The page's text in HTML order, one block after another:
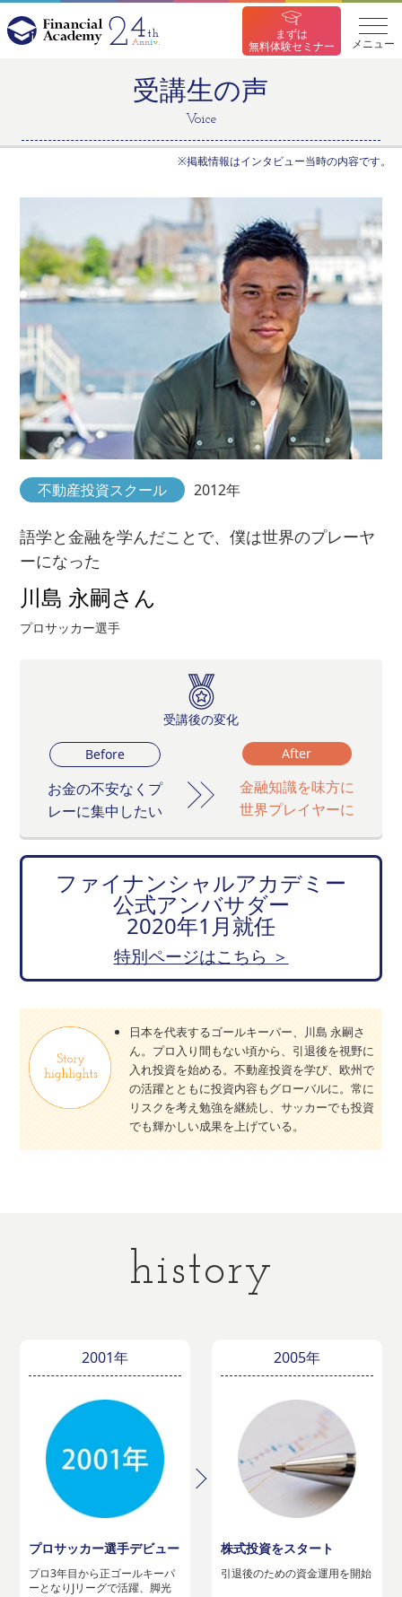
まずは
無料体験セミナー
メニュー
受講生の声
Voice
※掲載情報はインタビュー当時の内容です。
不動産投資スクール 2012年
語学と金融を学んだことで、僕は世界のプレーヤ
ーになった
川島 永嗣さん
プロサッカー選手
受講後の変化
Before
お金の不安なくプ
レーに集中したい
After
金融知識を味方に
世界プレイヤーに
ファイナンシャルアカデミー
公式アンバサダー
2020年1月就任
特別ページはこちら ＞
日本を代表するゴールキーパー、川島 永嗣さ
ん。プロ入り間もない頃から、引退後を視野に
入れ投資を始める。不動産投資を学び、欧州で
の活躍とともに投資内容もグローバルに。常に
リスクを考え勉強を継続し、サッカーでも投資
でも輝かしい成果を上げている。
history
2001年
プロサッカー選手デビュー
プロ3年目から正ゴールキーパ
ーとなりJリーグで活躍、脚光
2005年
株式投資をスタート
引退後のための資金運用を開始